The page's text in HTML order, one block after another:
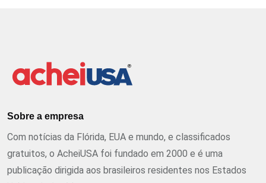
Sobre a empresa
Com notícias da Flórida, EUA e mundo, e classificados
gratuitos, o AcheiUSA foi fundado em 2000 e é uma
publicação dirigida aos brasileiros residentes nos Estados